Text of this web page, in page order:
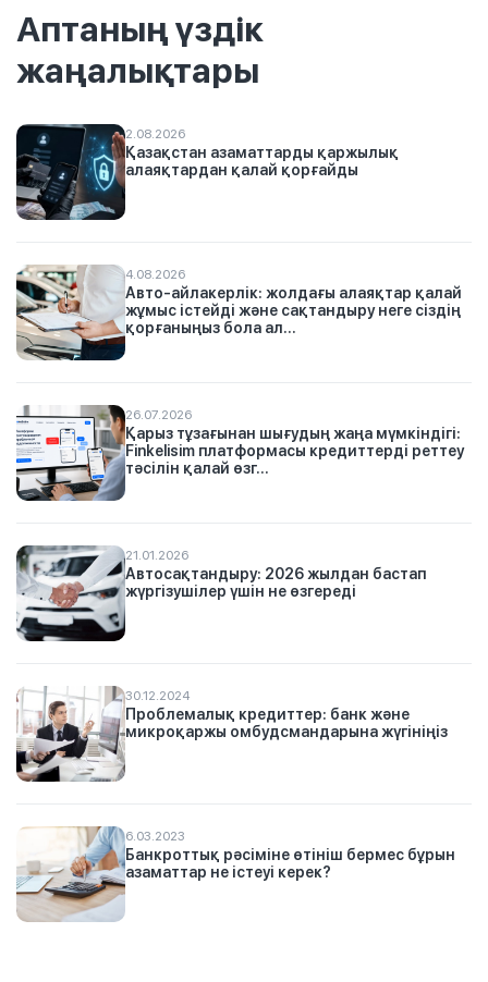
Аптаның үздік
жаңалықтары
2.08.2026
Қазақстан азаматтарды қаржылық
алаяқтардан қалай қорғайды
4.08.2026
Авто-айлакерлік: жолдағы алаяқтар қалай
жұмыс істейді және сақтандыру неге сіздің
қорғаныңыз бола ал...
26.07.2026
Қарыз тұзағынан шығудың жаңа мүмкіндігі:
Finkelisim платформасы кредиттерді реттеу
тәсілін қалай өзг...
21.01.2026
Автосақтандыру: 2026 жылдан бастап
жүргізушілер үшін не өзгереді
30.12.2024
Проблемалық кредиттер: банк және
микроқаржы омбудсмандарына жүгініңіз
6.03.2023
Банкроттық рәсіміне өтініш бермес бұрын
азаматтар не істеуі керек?